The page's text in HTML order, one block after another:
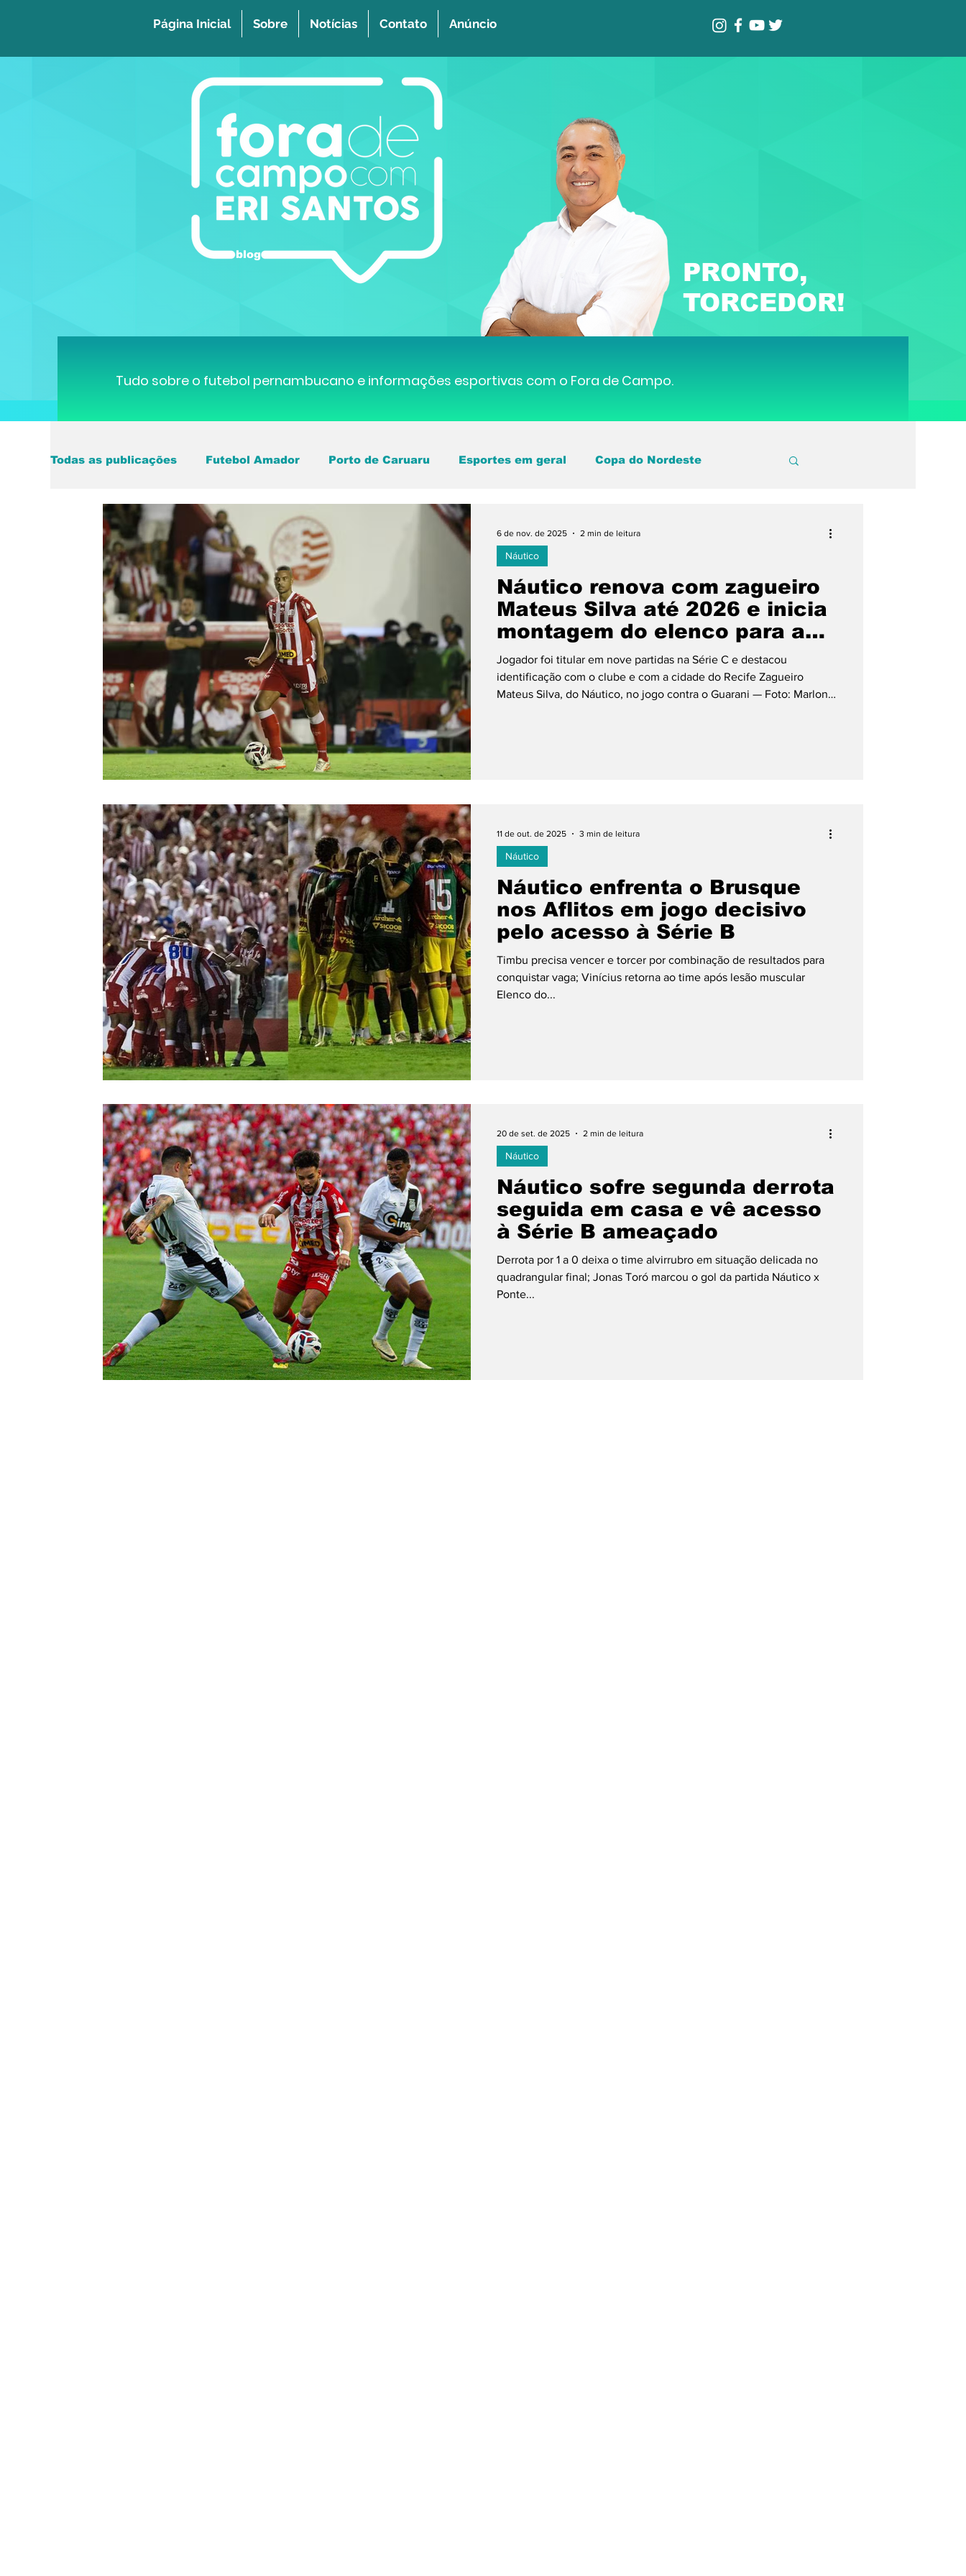
Página Inicial Sobre Notícias Contato Anúncio
PRONTO,
TORCEDOR!
blog
Tudo sobre o futebol pernambucano e informações esportivas com o Fora de Campo.
Todas as publicações Futebol Amador Porto de Caruaru Esportes em geral Copa do Nordeste
Copa do Mundo Brasileirão Pernambucano Central de Caruaru
Série B ciclismo parapan Destaque
futebol do interior PE Seleção Brasileira Série A Federação Pernambucana Jogos Escolares
Retrô CBF Arbitragem Futebol Feminino Libertadores Copa do Brasil Copa América
Náutico renova com zagueiro
Mateus Silva até 2026 e inicia
montagem do elenco para a
Série B
Jogador foi titular em nove partidas na Série C e destacou
identificação com o clube e com a cidade do Recife Zagueiro
Mateus Silva, do Náutico, no jogo contra o Guarani — Foto: Marlon
Náutico
6 de nov. de 2025 2 min de leitura
Náutico enfrenta o Brusque
nos Aflitos em jogo decisivo
pelo acesso à Série B
Timbu precisa vencer e torcer por combinação de resultados para
conquistar vaga; Vinícius retorna ao time após lesão muscular
Elenco do...
Náutico
11 de out. de 2025 3 min de leitura
Náutico sofre segunda derrota
seguida em casa e vê acesso
à Série B ameaçado
Derrota por 1 a 0 deixa o time alvirrubro em situação delicada no
quadrangular final; Jonas Toró marcou o gol da partida Náutico x
Ponte...
Náutico
20 de set. de 2025 2 min de leitura